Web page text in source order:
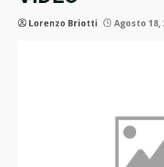
Lorenzo Briotti Agosto 18,